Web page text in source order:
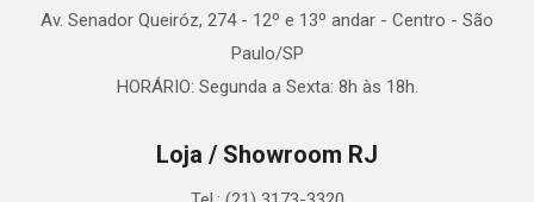
Av. Senador Queiróz, 274 - 12º e 13º andar - Centro - São
Paulo/SP
HORÁRIO: Segunda a Sexta: 8h às 18h.
Loja / Showroom RJ